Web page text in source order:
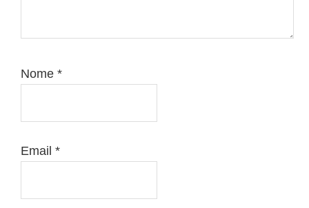
Nome *
Email *